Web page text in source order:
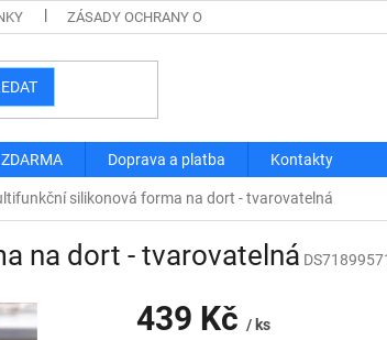
ZÁSADY OCHRANY OSOBNÍCH ÚDAJŮ
Doprava a platba Kontakty
silikonová forma na dort - tvarovatelná
na dort - tvarovatelná
439 Kč / ks